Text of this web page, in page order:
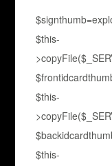
$this-
$this-
$this-